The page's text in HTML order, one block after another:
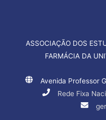
ASSOCIAÇÃO DOS
FARMÁCIA DA
Avenida Professor
Rede Fixa